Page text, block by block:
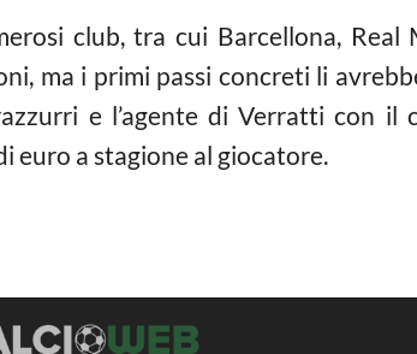
club, tra cui Barcellona, Real
ma i primi passi concreti li
e l’agente di Verratti con il
euro a stagione al giocatore.